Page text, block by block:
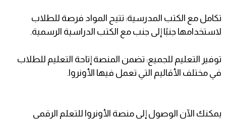
تكامل مع الكتب المدرسية: تتيح المواد فرصة للطلاب
لاستخدامها جنبًا إلى جنب مع الكتب الدراسية الرسمية.
توفير التعليم للجميع: تضمن المنصة إتاحة التعليم للطلاب
في مختلف الأقاليم التي تعمل فيها الأونروا.
يمكنك الآن الوصول إلى منصة الأونروا للتعلم الرقمي